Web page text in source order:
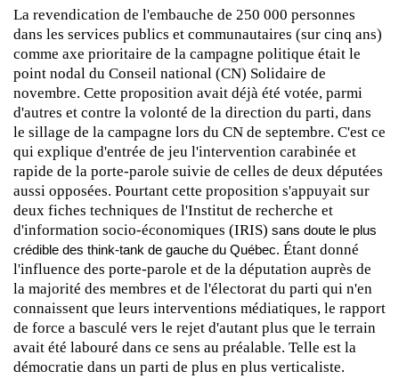
La revendication de l'embauche de 250 000 personnes
dans les services publics et communautaires (sur cinq ans)
comme axe prioritaire de la campagne politique était le
point nodal du Conseil national (CN) Solidaire de
novembre. Cette proposition avait déjà été votée, parmi
d'autres et contre la volonté de la direction du parti, dans
le sillage de la campagne lors du CN de septembre. C'est ce
qui explique d'entrée de jeu l'intervention carabinée et
rapide de la porte-parole suivie de celles de deux députées
aussi opposées. Pourtant cette proposition s'appuyait sur
deux fiches techniques de l'Institut de recherche et
d'information socio-économiques (IRIS) sans doute le plus
crédible des think-tank de gauche du Québec. Étant donné
l'influence des porte-parole et de la députation auprès de
la majorité des membres et de l'électorat du parti qui n'en
connaissent que leurs interventions médiatiques, le rapport
de force a basculé vers le rejet d'autant plus que le terrain
avait été labouré dans ce sens au préalable. Telle est la
démocratie dans un parti de plus en plus verticaliste.